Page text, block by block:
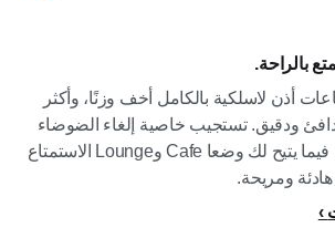
بالراحة.
أذن لاسلكية بالكامل أخف وزنًا، وأكثر
ودقيق. تستجيب خاصية إلغاء الضوضاء
التكيفية مع محيطك، فيما يتيح لك وضعا Cafe وLounge الاستمتاع
ومريحة.